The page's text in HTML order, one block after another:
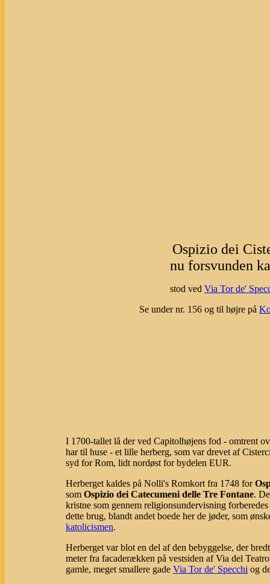
Ospizio dei
nu forsvunden
stod ved Via Tor de'
Se under nr. 156 og til højre på
I 1700-tallet lå der ved Capitolhøjens fod - omtrent
har til huse - et lille herberg, som var drevet af
syd for Rom, lidt nordøst for bydelen EUR.
Herberget kaldes på Nolli's Romkort fra 1748 for
som Ospizio dei Catecumeni delle Tre Fontane.
kristne som gennem religionsundervisning
dette brug, blandt andet boede her de jøder, som
katolicismen.
Herberget var blot en del af den bebyggelse, der
meter fra facaderækken på vestsiden af Via del
gamle, meget smallere gade Via Tor de' Specchi og